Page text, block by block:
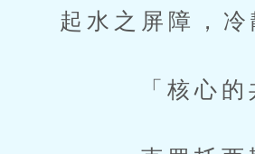
起水之屏障，
「核心的共